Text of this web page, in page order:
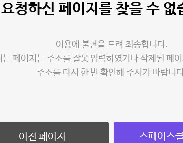
요청하신 페이지를 찾을 수 없
이용에 불편을 드려 죄송합니다.
는 페이지는 주소를 잘못 입력하였거나 삭제된 페
주소를 다시 한 번 확인해 주시기 바랍니
이전 페이지 스페이스